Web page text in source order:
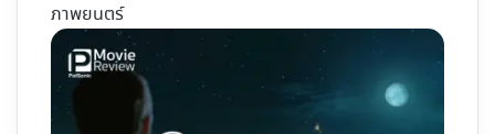
ภาพยนตร์